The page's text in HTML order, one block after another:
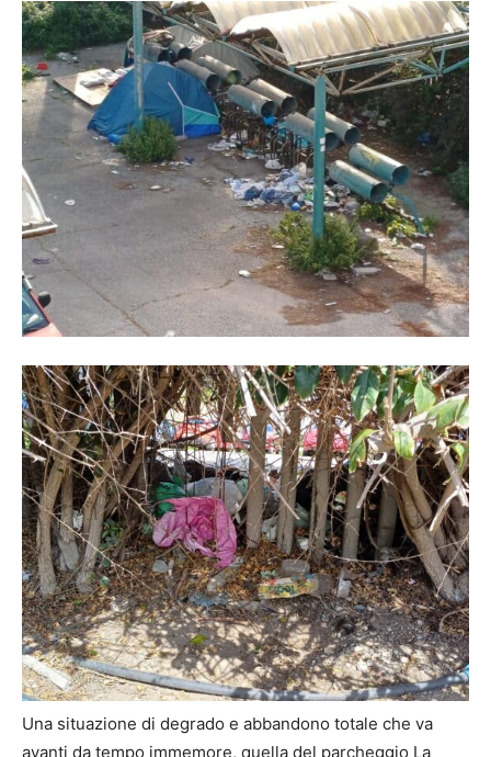
Una situazione di degrado e abbandono totale che va
avanti da tempo immemore, quella del parcheggio La